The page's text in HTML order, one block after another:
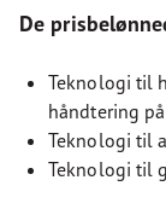
De
Teknologi til
håndtering
Teknologi til
Teknologi til